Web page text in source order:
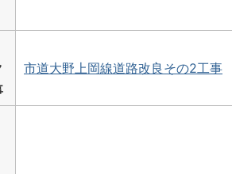
市道大野上岡線道路改良その2工事